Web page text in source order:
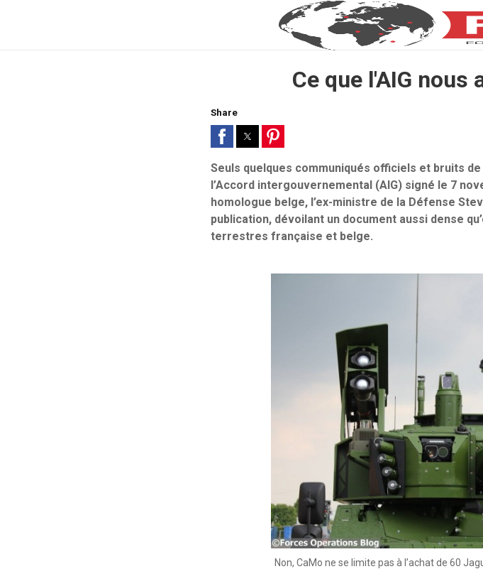
Ce que l'AIG nous
Share
Seuls quelques communiqués officiels et bruits
l’Accord intergouvernemental (AIG) signé le 7
homologue belge, l’ex-ministre de la Défense
publication, dévoilant un document aussi dense
terrestres française et belge.
Non, CaMo ne se limite pas à l’achat de 60